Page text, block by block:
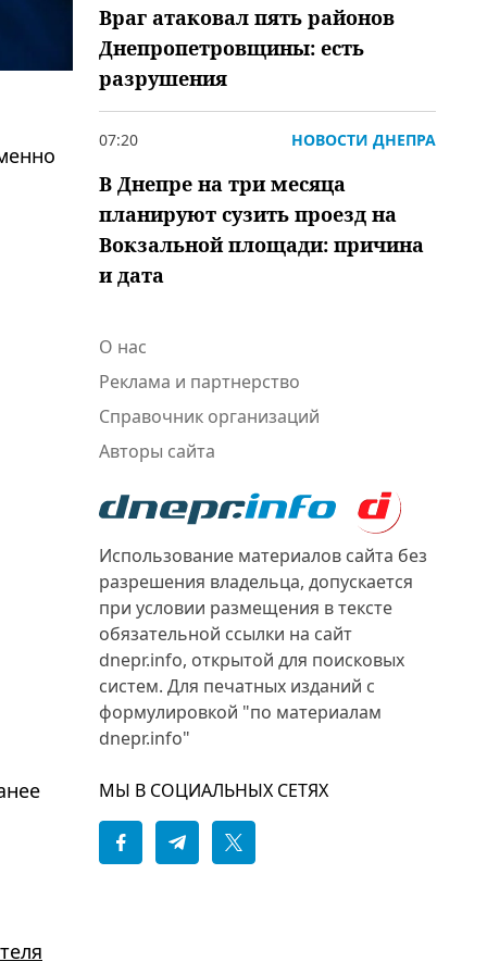
Враг атаковал пять районов
Днепропетровщины: есть
разрушения
07:20 НОВОСТИ ДНЕПРА
В Днепре на три месяца
планируют сузить проезд на
Вокзальной площади: причина
и дата
О нас
Реклама и партнерство
Справочник организаций
Авторы сайта
Использование материалов сайта без
разрешения владельца, допускается
при условии размещения в тексте
обязательной ссылки на сайт
dnepr.info, открытой для поисковых
систем. Для печатных изданий с
формулировкой "по материалам
dnepr.info"
МЫ В СОЦИАЛЬНЫХ СЕТЯХ